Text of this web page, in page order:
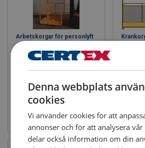
Arbetskorgar för personlyft
Se produkt
Denna webbplats
cookies
Vi använder cookies för att
annonser och för att analysera vår
delar också information om din